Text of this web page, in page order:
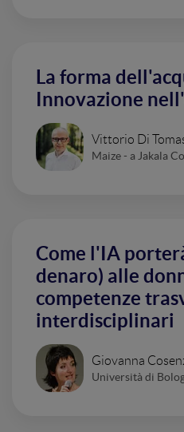
La forma
Innovazione
Vittorio Di
Maize - a Jakala
Come l'IA
denaro) alle
competenze
interdisciplinari
Giovanna
Università di